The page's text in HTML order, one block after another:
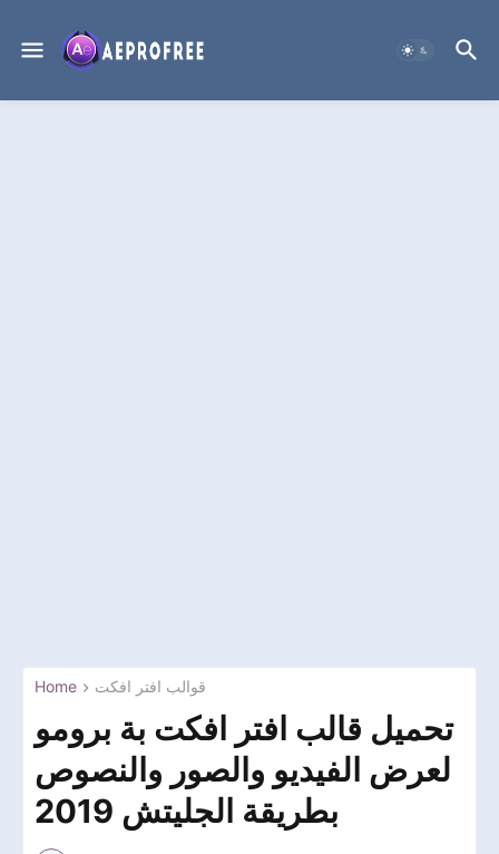
Home قوالب افتر افكت
تحميل قالب افتر افكت بة برومو
لعرض الفيديو والصور والنصوص
بطريقة الجليتش 2019